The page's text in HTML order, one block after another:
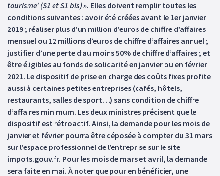
tourisme’ (S1 et S1 bis) ». Elles doivent remplir toutes les
conditions suivantes : avoir été créées avant le 1er janvier
2019 ; réaliser plus d’un million d’euros de chiffre d’affaires
mensuel ou 12 millions d’euros de chiffre d’affaires annuel ;
justifier d’une perte d’au moins 50% de chiffre d’affaires ; et
être éligibles au fonds de solidarité en janvier ou en février
2021. Le dispositif de prise en charge des coûts fixes profite
aussi à certaines petites entreprises (cafés, hôtels,
restaurants, salles de sport…) sans condition de chiffre
d’affaires minimum. Les deux ministres précisent que le
dispositif est rétroactif. Ainsi, la demande pour les mois de
janvier et février pourra être déposée à compter du 31 mars
sur l’espace professionnel de l’entreprise sur le site
impots.gouv.fr. Pour les mois de mars et avril, la demande
sera faite en mai. À noter que pour en bénéficier, une